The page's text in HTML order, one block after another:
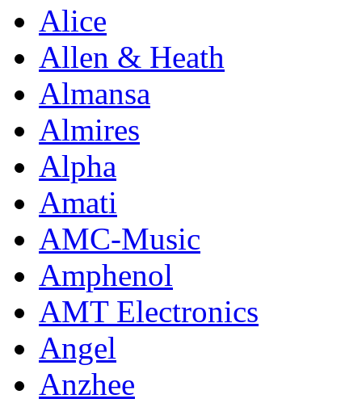
Alice
Allen & Heath
Almansa
Almires
Alpha
Amati
AMC-Music
Amphenol
AMT Electronics
Angel
Anzhee